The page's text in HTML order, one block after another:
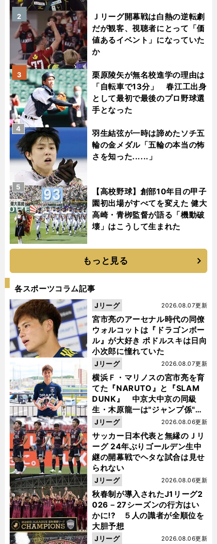
Ｊリーグ開幕戦は白熱の逆転劇
だが観客、視聴者にとって「価
値あるイベント」になっていた
か
2
栗原陵矢が無名校進学の理由は
「自転車で13分」 春江工出身
として最初で最後のプロ野球選
手となった
3
羽生結弦が一時は諦めたソチ五
輪の金メダル「五輪の本当の怖
さを知った......」
4
【高校野球】創部10年目の甲子
園初出場がすべてを変えた 健大
高崎・青栁監督が語る「機動破
壊」はこうして生まれた
5
もっと見る
各スポーツコラム記事
宮市亮のアーセナル時代の同僚
ウォルコットは『ドラゴンボー
ル』が大好き ポドルスキは日向
小次郎に憧れていた
2026.08.07更新
Jリーグ
横浜Ｆ・マリノスの宮市亮を育
てた『NARUTO』と『SLAM
DUNK』 中京大中京の同級
生・木原龍一は"ジャンプ係"だ
った
2026.08.07更新
Jリーグ
サッカー日本代表と無縁のＪリ
ーグ 24年ぶりゴールデン生中
継の開幕戦でヘタな試合は見せ
られない
2026.08.06更新
Jリーグ
秋春制が導入されたJ1リーグ2
026－27シーズンの行方はい
かに!? ５人の識者が全順位を
大胆予想
2026.08.06更新
Jリーグ
2026.08.06更新
Jリーグ